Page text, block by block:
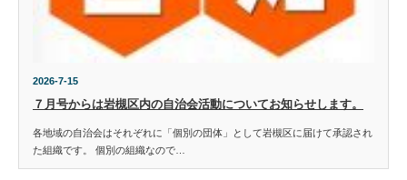
2026-7-15
７月号からは岩槻区内の自治会活動についてお知らせします。
各地域の自治会はそれぞれに「個別の団体」として岩槻区に届けて承認され
た組織です。 個別の組織なので…